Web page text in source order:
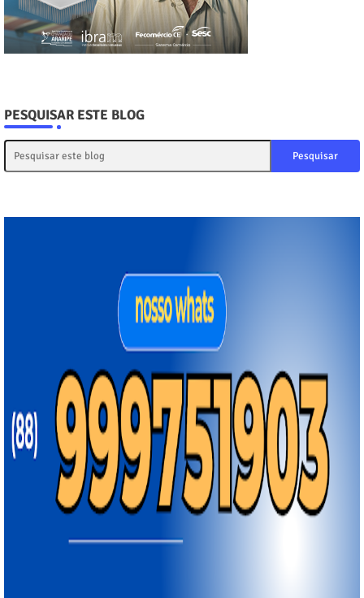
PESQUISAR ESTE BLOG